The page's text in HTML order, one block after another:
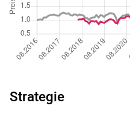
Strategie